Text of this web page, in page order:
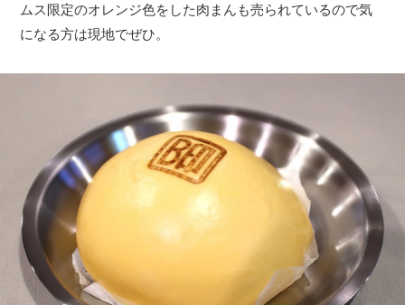
ムス限定のオレンジ色をした肉まんも売られているので気
になる方は現地でぜひ。